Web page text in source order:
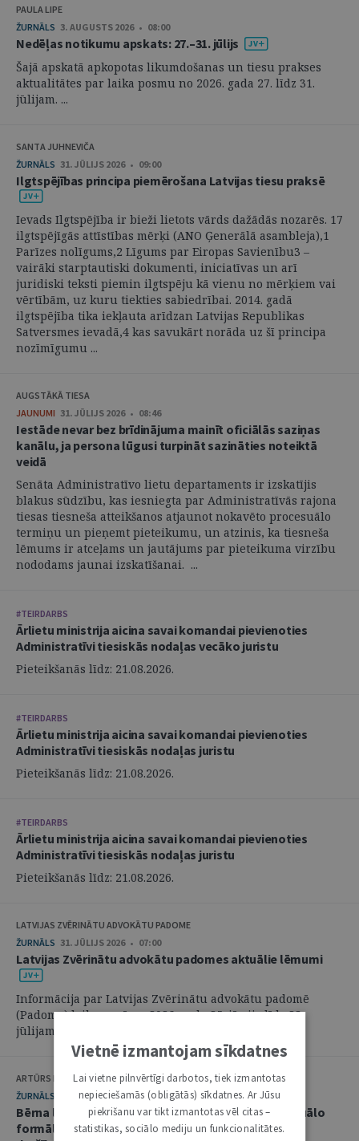
PAULA LIPE
ŽURNĀLS 3. AUGUSTS 2026 • 08:00
Nedēļas notikumu apskats: 27.–31. jūlijs
Šajā apskatā apkopotas likumdošanas un tiesu prakses
aktualitātes par laika posmu no 2026. gada 27. līdz 31.
jūlijam. ...
SANTA JUHNEVIČA
ŽURNĀLS 31. JŪLIJS 2026 • 09:00
Ilgtspējības principa piemērošana Latvijas tiesu praksē
Ievads Ilgtspējība ir bieži lietots vārds dažādās nozarēs. 17
ilgtspējīgās attīstības mērķi (ANO Ģenerālā asambleja),1
Parīzes nolīgums,2 Līgums par Eiropas Savienību3 –
vairāki starptautiski dokumenti, iniciatīvas un arī
juridiski teksti piemin ilgtspēju kā vienu no mērķiem vai
vērtībām, uz kuru tiekties sabiedrībai. 2014. gadā
ilgtspējība tika iekļauta arīdzan Latvijas Republikas
Satversmes ievadā,4 kas savukārt norāda uz šī principa
nozīmīgumu ...
AUGSTĀKĀ TIESA
JAUNUMI 31. JŪLIJS 2026 • 08:46
Iestāde nevar bez brīdinājuma mainīt oficiālās saziņas
kanālu, ja persona lūgusi turpināt sazināties noteiktā
veidā
Senāta Administratīvo lietu departaments ir izskatījis
blakus sūdzību, kas iesniegta par Administratīvās rajona
tiesas tiesneša atteikšanos atjaunot nokavēto procesuālo
termiņu un pieņemt pieteikumu, un atzinis, ka tiesneša
lēmums ir atceļams un jautājums par pieteikuma virzību
nododams jaunai izskatīšanai. ...
#TEIRDARBS
Ārlietu ministrija aicina savai komandai pievienoties
Administratīvi tiesiskās nodaļas vecāko juristu
Pieteikšanās līdz: 21.08.2026.
#TEIRDARBS
Ārlietu ministrija aicina savai komandai pievienoties
Administratīvi tiesiskās nodaļas juristu
Pieteikšanās līdz: 21.08.2026.
#TEIRDARBS
Ārlietu ministrija aicina savai komandai pievienoties
Administratīvi tiesiskās nodaļas juristu
Pieteikšanās līdz: 21.08.2026.
LATVIJAS ZVĒRINĀTU ADVOKĀTU PADOME
ŽURNĀLS 31. JŪLIJS 2026 • 07:00
Latvijas Zvērinātu advokātu padomes aktuālie lēmumi
Informācija par Latvijas Zvērinātu advokātu padomē
(Padome) laikposmā no 2026. gada 25. jūnija līdz 28.
jūlijam pieņemtajiem lēmumiem. ...
ARTŪRS KURBATOVS, INGA KUDEIKINA, MARTA URBĀNE
ŽURNĀLS
29. JŪLIJS 2026 • 08:00
Bērna labākās intereses civilprocesā: starp procesuālo
formālismu un pienākumu nekavējoties reaģēt uz
Vietnē izmantojam sīkdatnes
Lai vietne pilnvērtīgi darbotos, tiek izmantotas
nepieciešamās (obligātās) sīkdatnes. Ar Jūsu
piekrišanu var tikt izmantotas vēl citas –
statistikas, sociālo mediju un funkcionalitātes.